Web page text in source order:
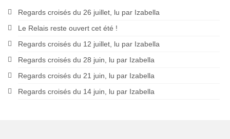
Regards croisés du 26 juillet, lu par Izabella
Le Relais reste ouvert cet été !
Regards croisés du 12 juillet, lu par Izabella
Regards croisés du 28 juin, lu par Izabella
Regards croisés du 21 juin, lu par Izabella
Regards croisés du 14 juin, lu par Izabella